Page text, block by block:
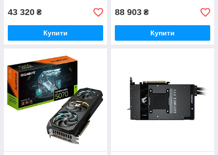
43 320 ₴
Купити
88 903 ₴
Купити